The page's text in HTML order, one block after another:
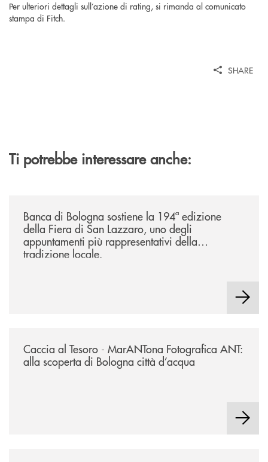
Per ulteriori dettagli sull’azione di rating, si rimanda al comunicato
stampa di Fitch.
SHARE
Ti potrebbe interessare anche:
Banca di Bologna sostiene la 194ª edizione
della Fiera di San Lazzaro, uno degli
appuntamenti più rappresentativi della
tradizione locale.
Caccia al Tesoro - MarANTona Fotografica ANT:
alla scoperta di Bologna città d’acqua